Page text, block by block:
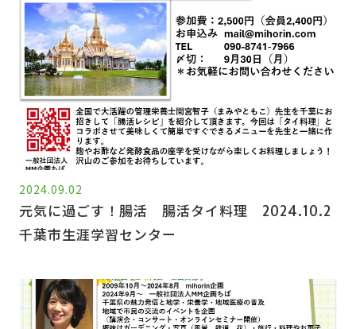
2024.09.02
元気に過ごす！腸活 腸活タイ料理 2024.10.2
千葉市生涯学習センター